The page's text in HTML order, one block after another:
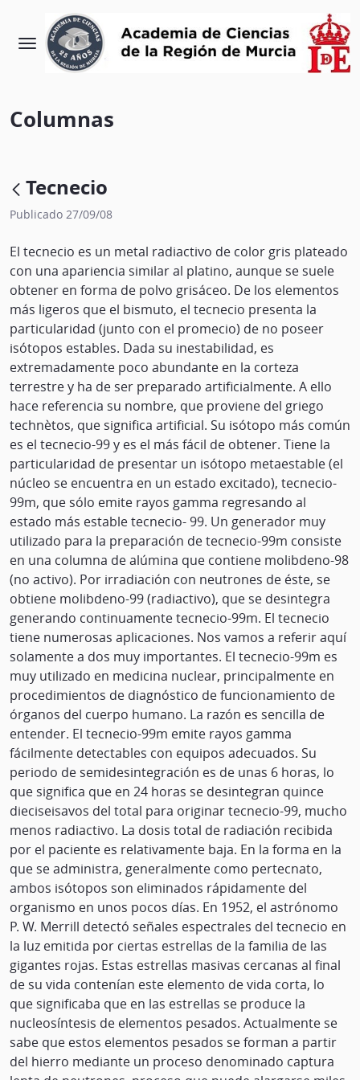
Columnas
Tecnecio
Publicado 27/09/08
El tecnecio es un metal radiactivo de color gris plateado
con una apariencia similar al platino, aunque se suele
obtener en forma de polvo grisáceo. De los elementos
más ligeros que el bismuto, el tecnecio presenta la
particularidad (junto con el promecio) de no poseer
isótopos estables. Dada su inestabilidad, es
extremadamente poco abundante en la corteza
terrestre y ha de ser preparado artificialmente. A ello
hace referencia su nombre, que proviene del griego
technètos, que significa artificial. Su isótopo más común
es el tecnecio-99 y es el más fácil de obtener. Tiene la
particularidad de presentar un isótopo metaestable (el
núcleo se encuentra en un estado excitado), tecnecio-
99m, que sólo emite rayos gamma regresando al
estado más estable tecnecio- 99. Un generador muy
utilizado para la preparación de tecnecio-99m consiste
en una columna de alúmina que contiene molibdeno-98
(no activo). Por irradiación con neutrones de éste, se
obtiene molibdeno-99 (radiactivo), que se desintegra
generando continuamente tecnecio-99m. El tecnecio
tiene numerosas aplicaciones. Nos vamos a referir aquí
solamente a dos muy importantes. El tecnecio-99m es
muy utilizado en medicina nuclear, principalmente en
procedimientos de diagnóstico de funcionamiento de
órganos del cuerpo humano. La razón es sencilla de
entender. El tecnecio-99m emite rayos gamma
fácilmente detectables con equipos adecuados. Su
periodo de semidesintegración es de unas 6 horas, lo
que significa que en 24 horas se desintegran quince
dieciseisavos del total para originar tecnecio-99, mucho
menos radiactivo. La dosis total de radiación recibida
por el paciente es relativamente baja. En la forma en la
que se administra, generalmente como pertecnato,
ambos isótopos son eliminados rápidamente del
organismo en unos pocos días. En 1952, el astrónomo
P. W. Merrill detectó señales espectrales del tecnecio en
la luz emitida por ciertas estrellas de la familia de las
gigantes rojas. Estas estrellas masivas cercanas al final
de su vida contenían este elemento de vida corta, lo
que significaba que en las estrellas se produce la
nucleosíntesis de elementos pesados. Actualmente se
sabe que estos elementos pesados se forman a partir
del hierro mediante un proceso denominado captura